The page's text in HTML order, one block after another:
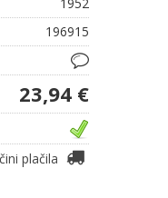
196915
23,94 €
plačila